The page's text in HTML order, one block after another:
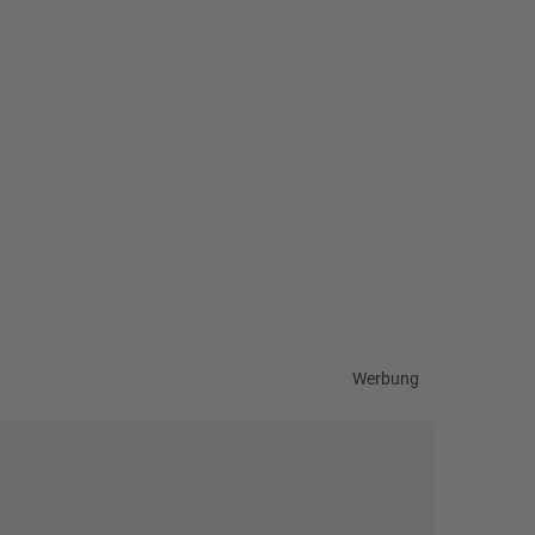
Werbung